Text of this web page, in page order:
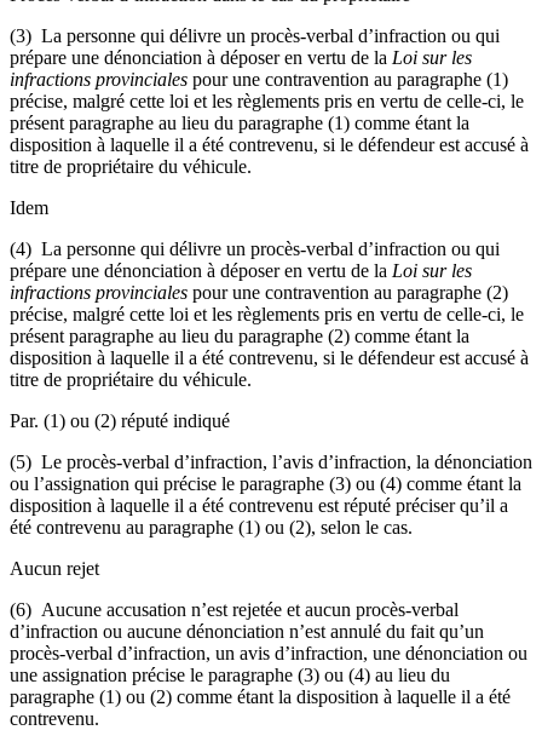
(3) La personne qui délivre un procès-verbal d’infraction ou qui
prépare une dénonciation à déposer en vertu de la Loi sur les
infractions provinciales pour une contravention au paragraphe (1)
précise, malgré cette loi et les règlements pris en vertu de celle-ci, le
présent paragraphe au lieu du paragraphe (1) comme étant la
disposition à laquelle il a été contrevenu, si le défendeur est accusé à
titre de propriétaire du véhicule.
Idem
(4) La personne qui délivre un procès-verbal d’infraction ou qui
prépare une dénonciation à déposer en vertu de la Loi sur les
infractions provinciales pour une contravention au paragraphe (2)
précise, malgré cette loi et les règlements pris en vertu de celle-ci, le
présent paragraphe au lieu du paragraphe (2) comme étant la
disposition à laquelle il a été contrevenu, si le défendeur est accusé à
titre de propriétaire du véhicule.
Par. (1) ou (2) réputé indiqué
(5) Le procès-verbal d’infraction, l’avis d’infraction, la dénonciation
ou l’assignation qui précise le paragraphe (3) ou (4) comme étant la
disposition à laquelle il a été contrevenu est réputé préciser qu’il a
été contrevenu au paragraphe (1) ou (2), selon le cas.
Aucun rejet
(6) Aucune accusation n’est rejetée et aucun procès-verbal
d’infraction ou aucune dénonciation n’est annulé du fait qu’un
procès-verbal d’infraction, un avis d’infraction, une dénonciation ou
une assignation précise le paragraphe (3) ou (4) au lieu du
paragraphe (1) ou (2) comme étant la disposition à laquelle il a été
contrevenu.